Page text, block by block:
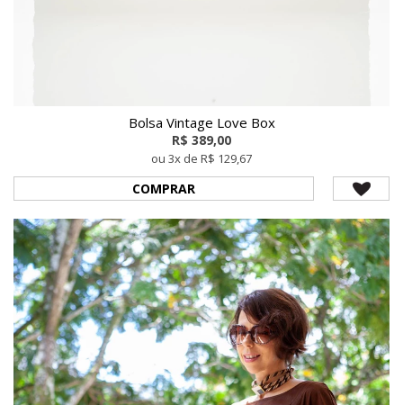
Bolsa Vintage Love Box
R$ 389,00
ou 3x de R$ 129,67
COMPRAR